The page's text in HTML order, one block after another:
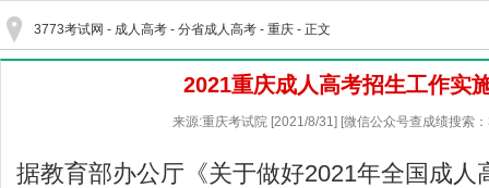
3773考试网 - 成人高考 - 分省成人高考 - 重庆 - 正文
2021重庆成人高考招生工作实
来源:重庆考试院 [2021/8/31] [微信公众号查成绩搜索
据教育部办公厅《关于做好2021年全国成人